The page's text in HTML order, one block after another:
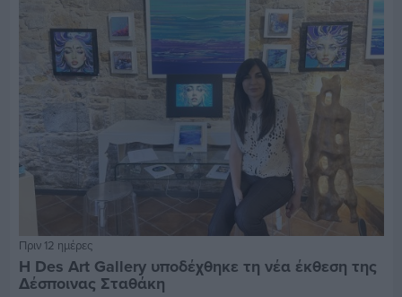
Πριν 12 ημέρες
Η Des Art Gallery υποδέχθηκε τη νέα έκθεση της
Δέσποινας Σταθάκη